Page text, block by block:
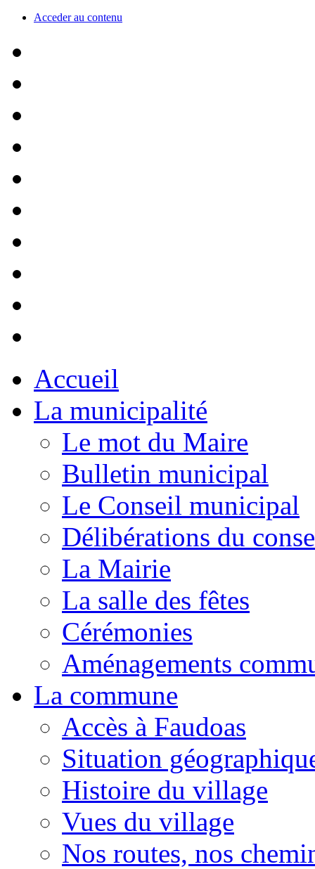
Acceder au contenu
Accueil
La municipalité
Le mot du Maire
Bulletin municipal
Le Conseil municipal
Délibérations du
La Mairie
La salle des fêtes
Cérémonies
Aménagements
La commune
Accès à Faudoas
Situation
Histoire du village
Vues du village
Nos routes, nos